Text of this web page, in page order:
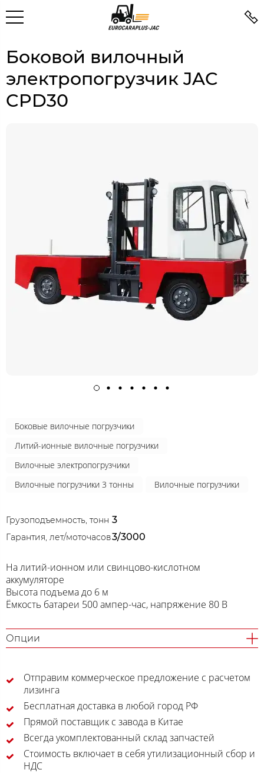
Боковой вилочный
электропогрузчик JAC
CPD30
Боковые вилочные погрузчики
Литий-ионные вилочные погрузчики
Вилочные электропогрузчики
Вилочные погрузчики 3 тонны
Вилочные погрузчики
Грузоподъемность, тонн 3
Гарантия, лет/моточасов3/3000
На литий-ионном или свинцово-кислотном
аккумуляторе
Высота подъема до 6 м
Ёмкость батареи 500 ампер-час, напряжение 80 В
Опции
Отправим коммерческое предложение с расчетом
лизинга
Бесплатная доставка в любой город РФ
Прямой поставщик с завода в Китае
Всегда укомплектованный склад запчастей
Стоимость включает в себя утилизационный сбор и
НДС